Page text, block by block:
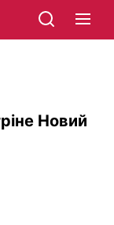
Новий